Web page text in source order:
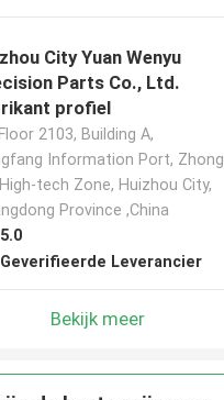
City Yuan Wenyu
Parts Co., Ltd.
profiel
Floor 2103, Building A,
Information Port, Zhong
tech Zone, Huizhou City,
Province ,China
5.0
Geverifieerde Leverancier
Bekijk meer